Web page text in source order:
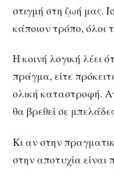
στιγμή στη ζωή μας.
κάποιον τρόπο, όλοι
Η κοινή λογική λέει
πράγμα, είτε
ολική καταστροφή.
θα βρεθεί σε
Κι αν στην
στην αποτυχία είναι